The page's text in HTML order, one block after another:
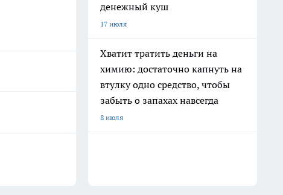
денежный куш
17 июля
Хватит тратить деньги на
химию: достаточно капнуть на
втулку одно средство, чтобы
забыть о запахах навсегда
8 июля